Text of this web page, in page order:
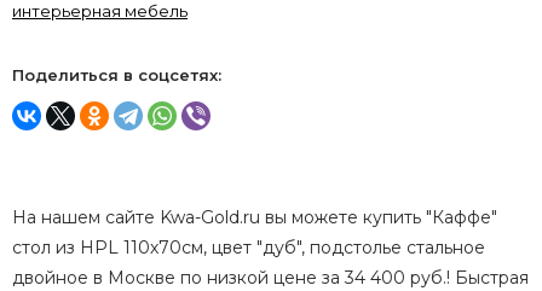
интерьерная мебель
Поделиться в соцсетях:
На нашем сайте Kwa-Gold.ru вы можете купить "Каффе"
стол из HPL 110х70см, цвет "дуб", подстолье стальное
двойное в Москве по низкой цене за 34 400 руб.! Быстрая